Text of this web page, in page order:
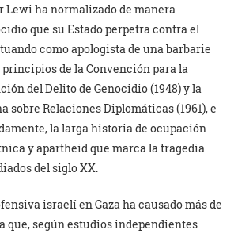
Lewi ha normalizado de manera
que su Estado perpetra contra el
como apologista de una barbarie
de la Convención para la
del Delito de Genocidio (1948) y la
sobre Relaciones Diplomáticas (1961), e
la larga historia de ocupación
y apartheid que marca la tragedia
del siglo XX.
israelí en Gaza ha causado más de
que, según estudios independientes